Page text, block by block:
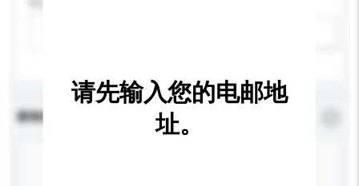
查询内容
请先输入您的电邮地
址。